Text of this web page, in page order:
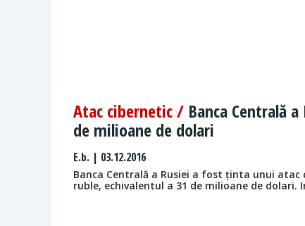
Atac cibernetic / Banca Centrală
de milioane de dolari
E.b. | 03.12.2016
Banca Centrală a Rusiei a fost ținta unui
ruble, echivalentul a 31 de milioane de